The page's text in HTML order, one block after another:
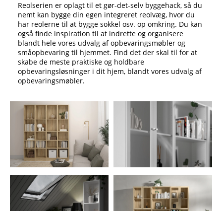
Reolserien er oplagt til et gør-det-selv byggehack, så du
nemt kan bygge din egen integreret reolvæg, hvor du
har reolerne til at bygge sokkel osv. op omkring. Du kan
også finde inspiration til at indrette og organisere
blandt hele vores udvalg af opbevaringsmøbler og
småopbevaring til hjemmet. Find det der skal til for at
skabe de meste praktiske og holdbare
opbevaringsløsninger i dit hjem, blandt vores udvalg af
opbevaringsmøbler.